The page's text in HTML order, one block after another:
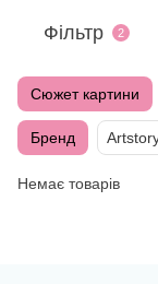
Фільтр 2
Сюжет картини
Бренд
Немає товарів